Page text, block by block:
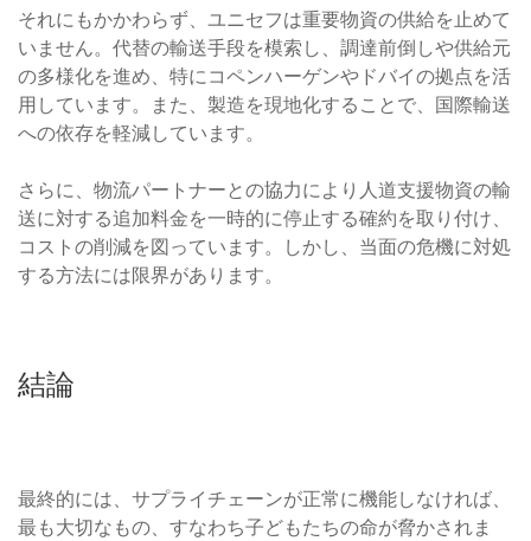
それにもかかわらず、ユニセフは重要物資の供給を止めて
いません。代替の輸送手段を模索し、調達前倒しや供給元
の多様化を進め、特にコペンハーゲンやドバイの拠点を活
用しています。また、製造を現地化することで、国際輸送
への依存を軽減しています。
さらに、物流パートナーとの協力により人道支援物資の輸
送に対する追加料金を一時的に停止する確約を取り付け、
コストの削減を図っています。しかし、当面の危機に対処
する方法には限界があります。
結論
最終的には、サプライチェーンが正常に機能しなければ、
最も大切なもの、すなわち子どもたちの命が脅かされま